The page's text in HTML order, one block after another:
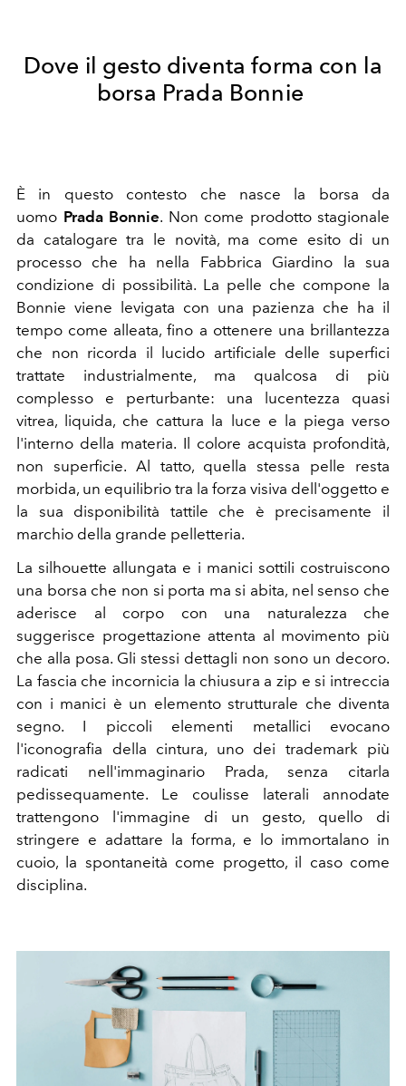
Dove il gesto diventa forma con la
borsa Prada Bonnie
È in questo contesto che nasce la borsa da
uomo Prada Bonnie. Non come prodotto stagionale
da catalogare tra le novità, ma come esito di un
processo che ha nella Fabbrica Giardino la sua
condizione di possibilità. La pelle che compone la
Bonnie viene levigata con una pazienza che ha il
tempo come alleata, fino a ottenere una brillantezza
che non ricorda il lucido artificiale delle superfici
trattate industrialmente, ma qualcosa di più
complesso e perturbante: una lucentezza quasi
vitrea, liquida, che cattura la luce e la piega verso
l'interno della materia. Il colore acquista profondità,
non superficie. Al tatto, quella stessa pelle resta
morbida, un equilibrio tra la forza visiva dell'oggetto e
la sua disponibilità tattile che è precisamente il
marchio della grande pelletteria.
La silhouette allungata e i manici sottili costruiscono
una borsa che non si porta ma si abita, nel senso che
aderisce al corpo con una naturalezza che
suggerisce progettazione attenta al movimento più
che alla posa. Gli stessi dettagli non sono un decoro.
La fascia che incornicia la chiusura a zip e si intreccia
con i manici è un elemento strutturale che diventa
segno. I piccoli elementi metallici evocano
l'iconografia della cintura, uno dei trademark più
radicati nell'immaginario Prada, senza citarla
pedissequamente. Le coulisse laterali annodate
trattengono l'immagine di un gesto, quello di
stringere e adattare la forma, e lo immortalano in
cuoio, la spontaneità come progetto, il caso come
disciplina.